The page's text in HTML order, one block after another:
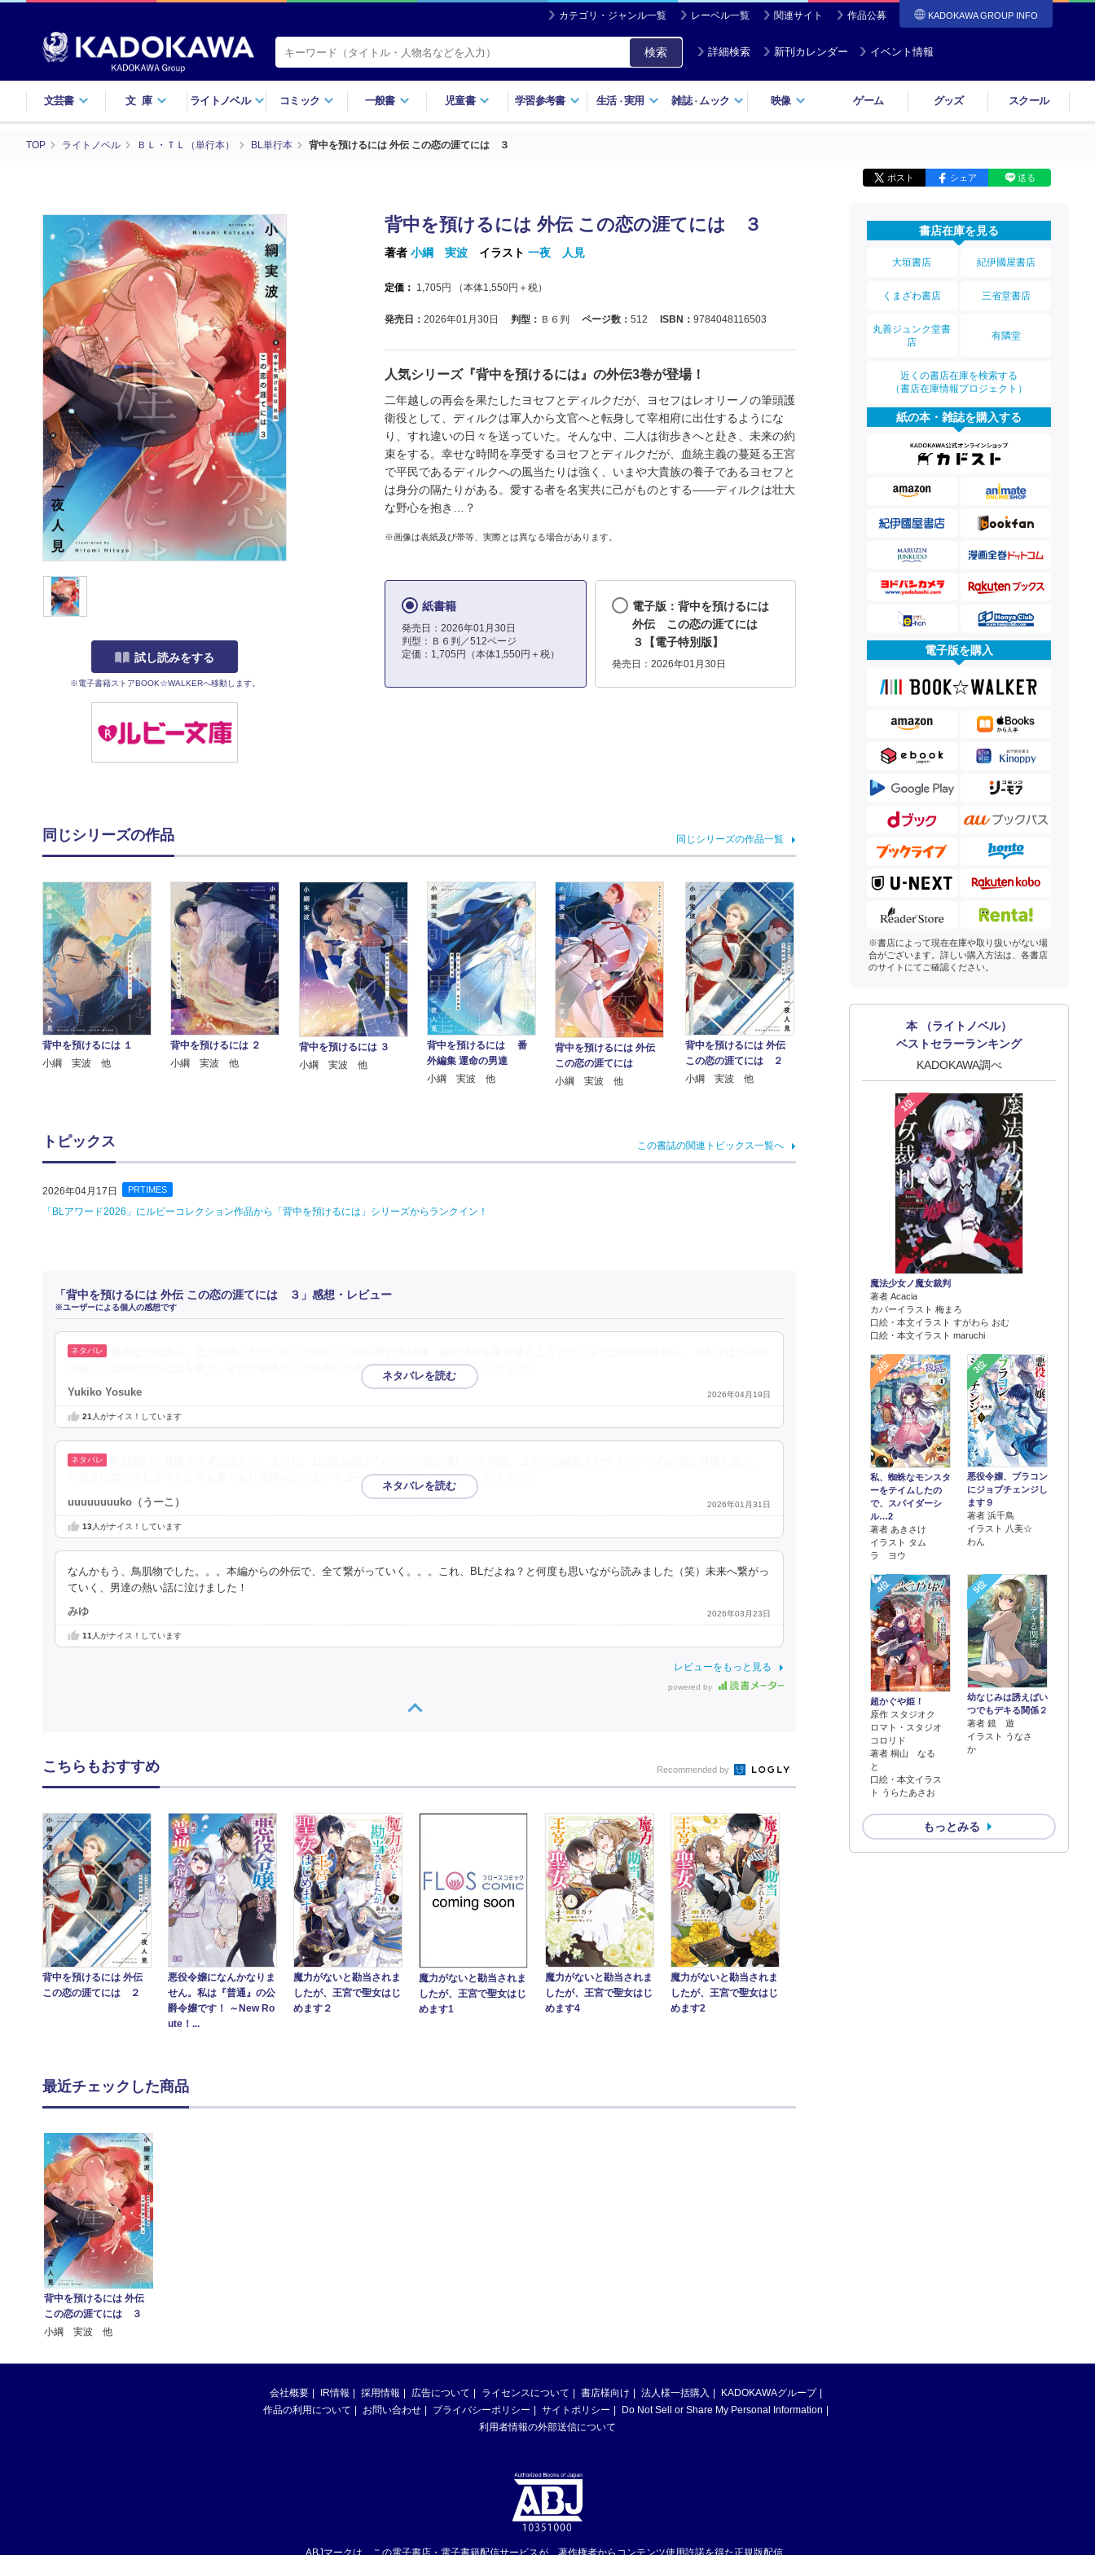
カテゴリ・ジャンル一覧 レーベル一覧 関連サイト 作品公募 KADOKAWA GROUP INFO
検索 詳細検索 新刊カレンダー イベント情報
文芸書 文庫 ライトノベル コミック 一般書 児童書 学習参考書 生活・実用 雑誌・ ムック 映像 ゲーム グッズ スクール
TOP ライトノベル ＢＬ・ＴＬ（単行本） BL単行本 背中を預けるには 外伝 この恋の涯てには ３
ポスト シェア 送る
試し読みをする
※電子書籍ストアBOOK☆WALKERへ移動します。
背中を預けるには 外伝 この恋の涯てには ３
著者 小綱 実波 イラスト 一夜 人見
定価： 1,705 円 （本体1,550円＋税）
発売日： 2026年01月30日 判型： Ｂ６判 ページ数： 512 ISBN： 9784048116503
人気シリーズ『背中を預けるには』の外伝3巻が登場！
二年越しの再会を果たしたヨセフとディルクだが、ヨセフはレオリーノの筆頭護
衛役として、ディルクは軍人から文官へと転身して宰相府に出仕するようにな
り、すれ違いの日々を送っていた。そんな中、二人は街歩きへと赴き、未来の約
束をする。幸せな時間を享受するヨセフとディルクだが、血統主義の蔓延る王宮
で平民であるディルクへの風当たりは強く、いまや大貴族の養子であるヨセフと
は身分の隔たりがある。愛する者を名実共に己がものとする――ディルクは壮大
な野心を抱き…？
※画像は表紙及び帯等、実際とは異なる場合があります。
紙書籍
発売日：2026年01月30日
判型：Ｂ６判／512ページ
定価：1,705円（本体1,550円＋税）
電子版：背中を預けるには
外伝 この恋の涯てには
３【電子特別版】
発売日：2026年01月30日
同じシリーズの作品 同じシリーズの作品一覧
背中を預けるには １
小綱 実波 他
背中を預けるには ２
小綱 実波 他
背中を預けるには ３
小綱 実波 他
背中を預けるには 番
外編集 運命の男達
小綱 実波 他
背中を預けるには 外伝
この恋の涯てには
小綱 実波 他
背中を預けるには 外伝
この恋の涯てには ２
小綱 実波 他
トピックス この書誌の関連トピックス一覧へ
2026年04月17日 PRTIMES
「BLアワード2026」にルビーコレクション作品から「背中を預けるには」シリーズからランクイン！
「背中を預けるには 外伝 この恋の涯てには ３」感想・レビュー
※ユーザーによる個人の感想です
中枢へと自分の立ち位置を変え、それが結果として他者につき入る隙を与えてしまう …続きを読む
Yukiko Yosuke 2026年04月19日
21 人がナイス！しています
可愛さに笑ってしまうところも多々あり気持ちがジェットコースター並みに忙しかっ …続きを読む
uuuuuuuuko（うーこ） 2026年01月31日
13人がナイス！しています
なんかもう、鳥肌物でした。。。本編からの外伝で、全て繋がっていく。。。これ、BLだよね？と何度も思いながら読みました（笑）未来へ繋がっ
ていく、男達の熱い話に泣けました！
みゆ 2026年03月23日
11人がナイス！しています
レビューをもっと見る
powered by
書店在庫を見る
大垣書店 紀伊國屋書店
くまざわ書店 三省堂書店
丸善ジュンク堂書
店
有隣堂
近くの書店在庫を検索する
（書店在庫情報プロジェクト）
紙の本・雑誌を購入する
電子版を購入
※書店によって現在在庫や取り扱いがない場
合がございます。詳しい購入方法は、各書店
のサイトにてご確認ください。
本 （ライトノベル）
ベストセラーランキング
KADOKAWA調べ
1位
魔法少女ノ魔女裁判
著者 Acacia
カバーイラスト 梅まろ
口絵・本文イラスト すがわら おむ
口絵・本文イラスト maruchi
2位
私、蜘蛛なモンスタ
ーをテイムしたの
で、スパイダーシ
ル…2
著者 あきさけ
イラスト タム
ラ ヨウ
3位
悪役令嬢、ブラコン
にジョブチェンジし
ます９
著者 浜千鳥
イラスト 八美☆
わん
4位
超かぐや姫！
原作 スタジオク
ロマト・スタジオ
コロリド
著者 桐山 なる
と
口絵・本文イラス
ト うらたあさお
5位
幼なじみは誘えばい
つでもデキる関係２
著者 鏡 遊
イラスト うなさ
か
もっとみる
こちらもおすすめ Recommended by
背中を預けるには 外伝
この恋の涯てには ２
悪役令嬢になんかなりま
せん。私は『普通』の公
爵令嬢です！ ～New Ro
ute！...
魔力がないと勘当されま
したが、王宮で聖女はじ
めます２
魔力がないと勘当されま
したが、王宮で聖女はじ
めます1
魔力がないと勘当されま
したが、王宮で聖女はじ
めます4
魔力がないと勘当されま
したが、王宮で聖女はじ
めます2
最近チェックした商品
背中を預けるには 外伝
この恋の涯てには ３
小綱 実波 他
会社概要 IR情報 採用情報 広告について ライセンスについて 書店様向け 法人様一括購入
KADOKAWAグループ
作品の利用について
お問い合わせ プライバシーポリシー サイトポリシー
Do Not Sell or Share My Personal Information
利用者情報の外部送信について
ABJマークは、この電子書店・電子書籍配信サービスが、著作権者からコンテンツ使用許諾を得た正規版配信